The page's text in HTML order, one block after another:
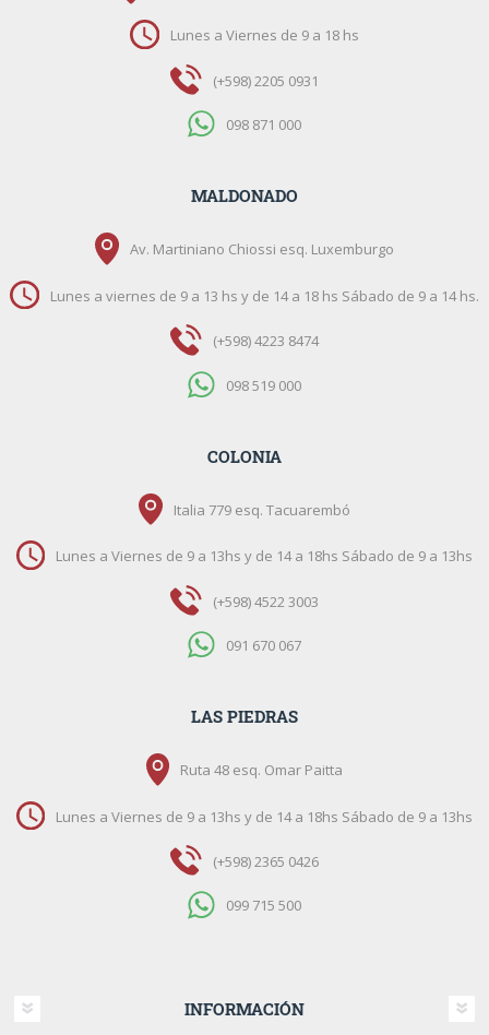
Lunes a Viernes de 9 a 18 hs
(+598) 2205 0931
098 871 000
MALDONADO
Av. Martiniano Chiossi esq. Luxemburgo
Lunes a viernes de 9 a 13 hs y de 14 a 18 hs Sábado de 9 a 14 hs.
(+598) 4223 8474
098 519 000
COLONIA
Italia 779 esq. Tacuarembó
Lunes a Viernes de 9 a 13hs y de 14 a 18hs Sábado de 9 a 13hs
(+598) 4522 3003
091 670 067
LAS PIEDRAS
Ruta 48 esq. Omar Paitta
Lunes a Viernes de 9 a 13hs y de 14 a 18hs Sábado de 9 a 13hs
(+598) 2365 0426
099 715 500
INFORMACIÓN